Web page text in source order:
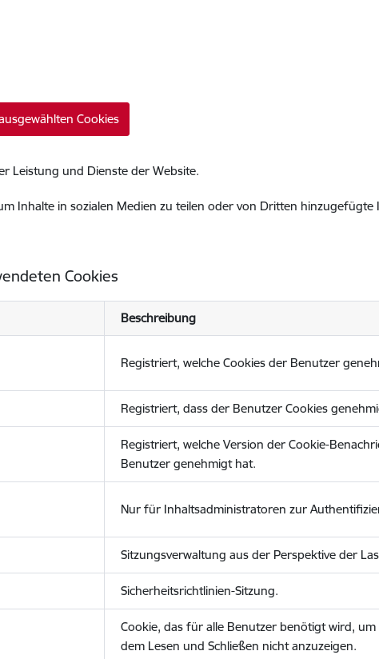
Cookies
Leistung und Dienste der Website.
Inhalte in sozialen Medien zu teilen oder von Dritten hinzugefügte
Cookies
Beschreibung
Registriert, welche Cookies der Benutzer
Registriert, dass der Benutzer Cookies
Registriert, welche Version der Cookie-
Benutzer genehmigt hat.
Nur für Inhaltsadministratoren zur
Sitzungsverwaltung aus der Perspektive der
Sicherheitsrichtlinien-Sitzung.
Cookie, das für alle Benutzer benötigt wird, um
dem Lesen und Schließen nicht anzuzeigen.